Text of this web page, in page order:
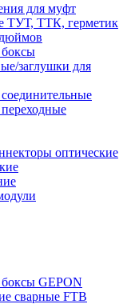
для муфт
ТУТ, ТТК, герметик
заглушки для
оптические
GEPON
сварные FTB